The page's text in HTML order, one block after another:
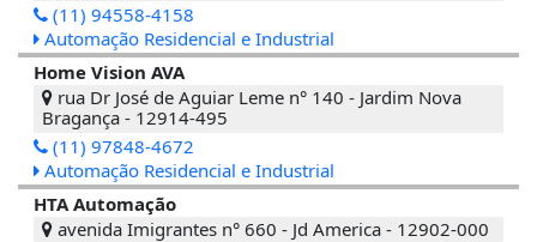
(11) 94558-4158
Automação Residencial e Industrial
Home Vision AVA
rua Dr José de Aguiar Leme n° 140 - Jardim Nova
Bragança - 12914-495
(11) 97848-4672
Automação Residencial e Industrial
HTA Automação
avenida Imigrantes n° 660 - Jd America - 12902-000